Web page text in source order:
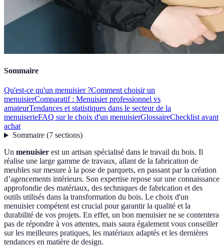
Sommaire
Qu'est-ce qu'un menuisier ?Comment choisir un
menuisierComparatif : Menuisier professionnel vs
amateurTendances et statistiques dans le secteur de la
menuiserieFAQ sur le choix d'un menuisierGlossaireChecklist avant
achat
Sommaire(7 sections)
Un menuisier est un artisan spécialisé dans le travail du bois. Il
réalise une large gamme de travaux, allant de la fabrication de
meubles sur mesure à la pose de parquets, en passant par la création
d’agencements intérieurs. Son expertise repose sur une connaissance
approfondie des matériaux, des techniques de fabrication et des
outils utilisés dans la transformation du bois. Le choix d'un
menuisier compétent est crucial pour garantir la qualité et la
durabilité de vos projets. En effet, un bon menuisier ne se contentera
pas de répondre à vos attentes, mais saura également vous conseiller
sur les meilleures pratiques, les matériaux adaptés et les dernières
tendances en matière de design.